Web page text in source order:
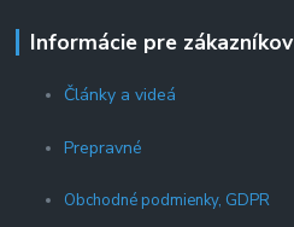
Informácie pre zákazníkov
Články a videá
Prepravné
Obchodné podmienky, GDPR